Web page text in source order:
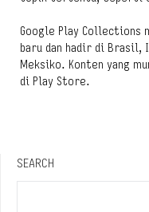
Google Play Collections
baru dan hadir di Brasil,
Meksiko. Konten yang
di Play Store.
SEARCH